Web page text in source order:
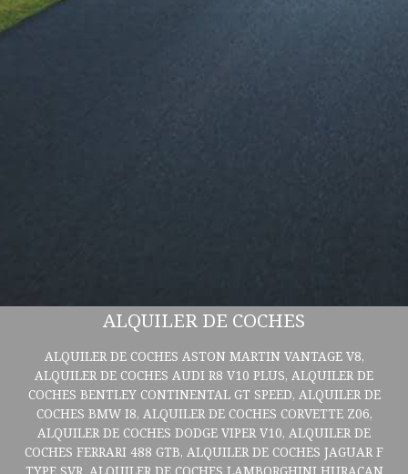
ALQUILER DE COCHES
ALQUILER DE COCHES ASTON MARTIN VANTAGE V8,
ALQUILER DE COCHES AUDI R8 V10 PLUS, ALQUILER DE
COCHES BENTLEY CONTINENTAL GT SPEED, ALQUILER DE
COCHES BMW I8, ALQUILER DE COCHES CORVETTE Z06,
ALQUILER DE COCHES DODGE VIPER V10, ALQUILER DE
COCHES FERRARI 488 GTB, ALQUILER DE COCHES JAGUAR F